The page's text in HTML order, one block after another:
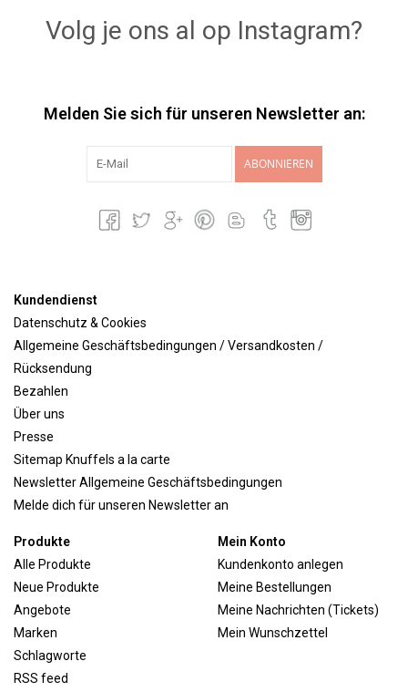
Volg je ons al op Instagram?
Melden Sie sich für unseren Newsletter an:
ABONNIEREN
Kundendienst
Datenschutz & Cookies
Allgemeine Geschäftsbedingungen / Versandkosten /
Rücksendung
Bezahlen
Über uns
Presse
Sitemap Knuffels a la carte
Newsletter Allgemeine Geschäftsbedingungen
Melde dich für unseren Newsletter an
Produkte
Alle Produkte
Neue Produkte
Angebote
Marken
Schlagworte
RSS feed
Mein Konto
Kundenkonto anlegen
Meine Bestellungen
Meine Nachrichten (Tickets)
Mein Wunschzettel